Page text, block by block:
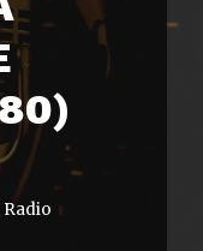
Radio